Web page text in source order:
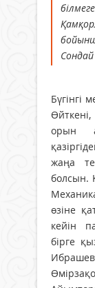
Сондай
Бүгінгі
орын
жаңа
болсын.
өзіне
кейін
бірге